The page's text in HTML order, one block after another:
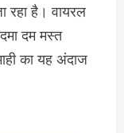
रहा है। वायरल
दम मस्त
का यह अंदाज